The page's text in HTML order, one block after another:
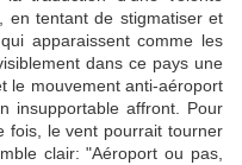
en tentant de stigmatiser et
apparaissent comme les
dans ce pays une
le mouvement anti-aéroport
insupportable affront. Pour
fois, le vent pourrait tourner
clair: "Aéroport ou pas,